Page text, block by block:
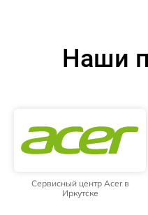
Наши
Сервисный центр Acer в
Иркутске